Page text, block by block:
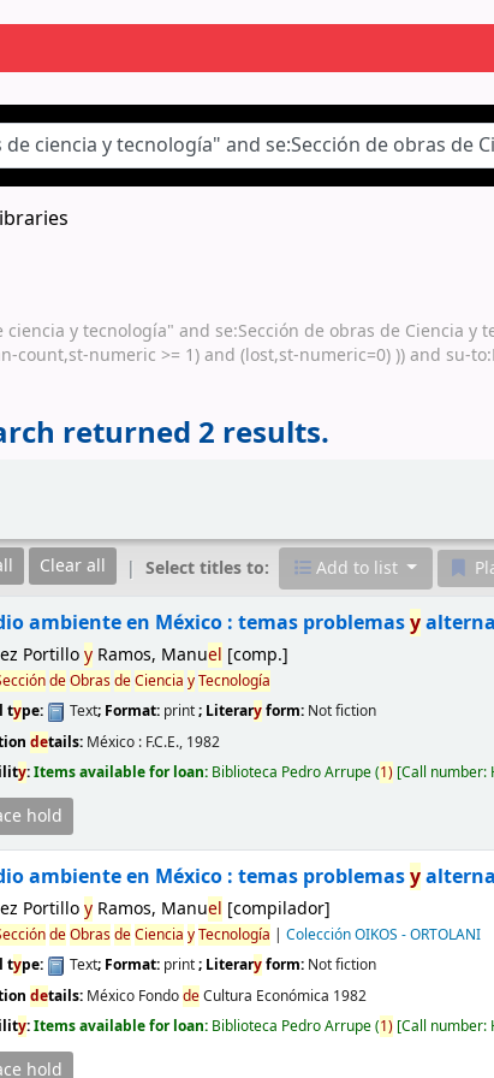
y tecnología" and se:Sección de obras de Ciencia
count,st-numeric >= 1) and (lost,st-numeric=0) )) and
returned 2 results.
Clear all Select titles to: Add to list
ambiente en México : temas problemasy
PortilloyRamos, Manuel [comp.]
deObrasdeCiencia yTecnología
type: Text; Format: print; Literaryform: Not fiction
details: México : F.C.E., 1982
y:Items available for loan: Biblioteca Pedro Arrupe(1) Call number:
hold
ambiente en México : temas problemasy
PortilloyRamos, Manuel [compilador]
deObrasdeCiencia yTecnología
Colección OIKOS - ORTOLANI
type: Text; Format: print; Literaryform: Not fiction
details: México FondodeCultura Económica 1982
y:Items available for loan: Biblioteca Pedro Arrupe(1) Call number:
hold